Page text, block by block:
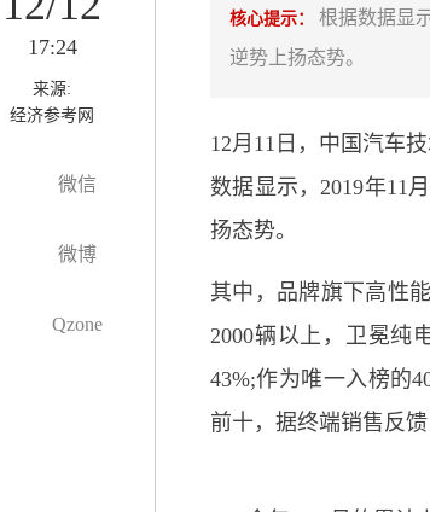
17:24
来源:
经济参考网
微信
微博
Qzone
核心提示： 根据数据显
逆势上扬态势。
12月11日，中国汽车
数据显示，2019年11
扬态势。
其中，品牌旗下高性
2000辆以上，卫冕纯
43%;作为唯一入榜的
前十，据终端销售反